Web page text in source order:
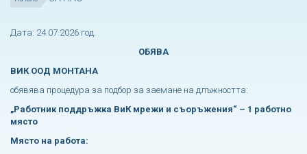
Дата: 24.07.2026 год.
ОБЯВА
ВИК ООД МОНТАНА
обявява процедура за подбор за заемане на длъжността:
„Работник поддръжка ВиК мрежи и съоръжения“ – 1 работно
място
Място на работа: